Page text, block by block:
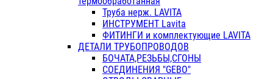
Труба нерж. LAVITA
ИНСТРУМЕНТ Lavita
ФИТИНГИ и комплектующие LAVITA
ДЕТАЛИ ТРУБОПРОВОДОВ
БОЧАТА,РЕЗЬБЫ,СГОНЫ
СОЕДИНЕНИЯ "GEBO"